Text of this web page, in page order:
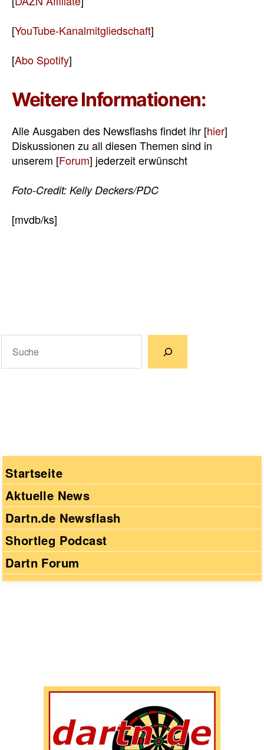
[YouTube-Kanalmitgliedschaft]
[Abo Spotify]
Weitere Informationen:
Alle Ausgaben des Newsflashs findet ihr [hier]
Diskussionen zu all diesen Themen sind in
unserem [Forum] jederzeit erwünscht
Foto-Credit: Kelly Deckers/PDC
[mvdb/ks]
Startseite
Aktuelle News
Dartn.de Newsflash
Shortleg Podcast
Dartn Forum